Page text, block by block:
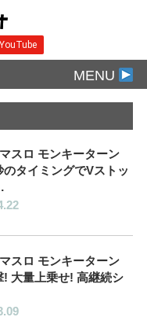
MENU
マスロ モンキーターン
のタイミングでVストッ
マスロ モンキーターン
! 大量上乗せ! 高継続シ